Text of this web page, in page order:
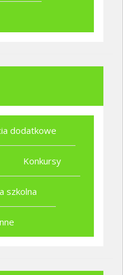
dodatkowe
Konkursy
szkolna